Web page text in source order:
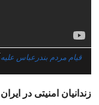
قیام مردم بندرعباس علیه
زندانیان امنیتی در ایران